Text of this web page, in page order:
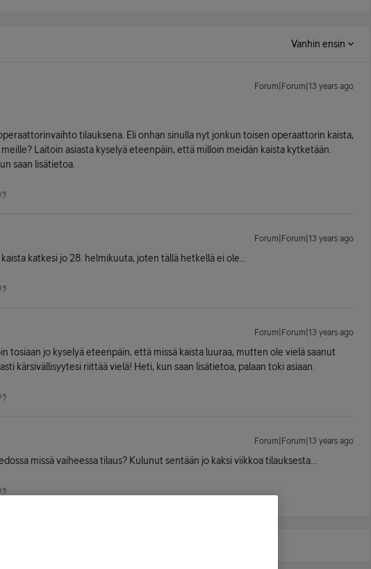
Vanhin ensin
Forum|Forum|13 years ago
tilauksena. Eli onhan sinulla nyt jonkun toisen operaattorin kaista,
Laitoin asiasta kyselyä eteenpäin, että milloin meidän kaista kytketään.
saan lisätietoa.
Forum|Forum|13 years ago
katkesi jo 28. helmikuuta, joten tällä hetkellä ei ole...
Forum|Forum|13 years ago
tosiaan jo kyselyä eteenpäin, että missä kaista luuraa, mutten ole vielä saanut
kärsivällisyytesi riittää vielä! Heti, kun saan lisätietoa, palaan toki asiaan.
Forum|Forum|13 years ago
missä vaiheessa tilaus? Kulunut sentään jo kaksi viikkoa tilauksesta...